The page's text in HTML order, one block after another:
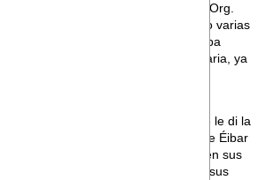
su etapa laboral. Algo de lo que la Org.
pues en el último año han sido varias
punto y final a una dilatada etapa
por alcanzar la edad necesaria, ya
con la Entidad unas condiciones
ese final.
sucedido con un compañero al que le di la
primer día de curro en la oficina de Éibar
y con el que también he coincidido en sus
Hacer un panegírico glosando sus